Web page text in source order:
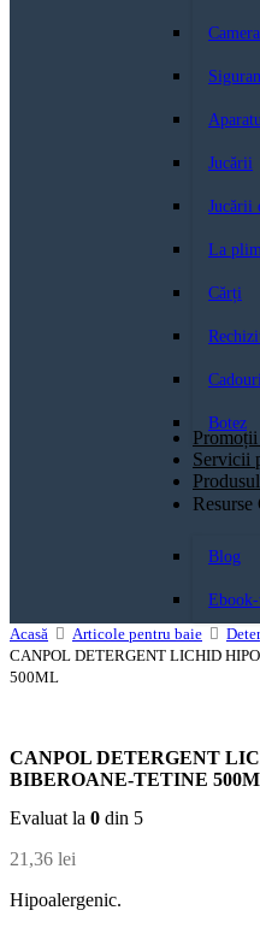
Jucării
Jucării
La
Cărți
Botez
Servicii
Resurse
Blog
Acasă
Articole pentru baie
CANPOL DETERGENT LICHID
500ML
CANPOL DETERGENT
BIBEROANE-TETINE
Evaluat la 0 din 5
21,36 lei
Hipoalergenic.